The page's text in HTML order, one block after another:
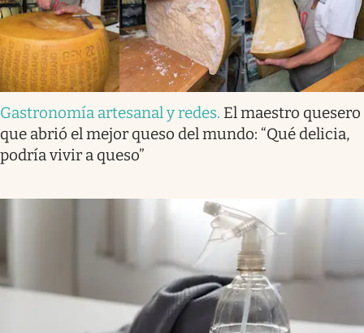
Gastronomía artesanal y redes. El maestro quesero
que abrió el mejor queso del mundo: “Qué delicia,
podría vivir a queso”